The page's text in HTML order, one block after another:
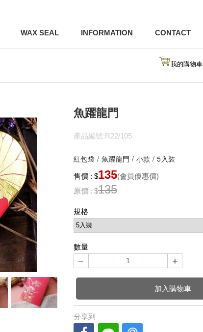
WAX SEAL INFORMATION CONTACT
我的購物車
魚躍龍門
產品編號:R22/105
紅包袋 / 魚躍龍門 / 小款 / 5入裝
售價 : $135(會員優惠價)
原價 : $135
規格
數量
− +
加入購物車
分享到